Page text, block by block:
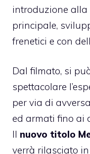
introduzione
principale,
frenetici e con
Dal filmato, si
spettacolare
per via di
ed armati fino ai
Il nuovo titolo
verrà rilasciato